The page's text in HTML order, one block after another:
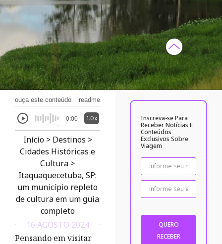
ouça este conteúdo readme
0:00 1.0x
Início> Destinos >
Cidades Históricas e
Cultura >
Itaquaquecetuba, SP:
um município repleto
de cultura em um guia
completo
16 AGOSTO 2024
Pensando em visitar
Inscreva-se Para
Receber Notícias E
Conteúdos
Exclusivos Sobre
Viagem